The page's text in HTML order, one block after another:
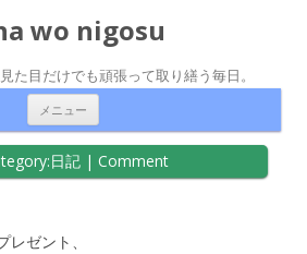
wo nigosu
た目だけでも頑張って取り繕う毎日。
メニュー
日記 | Comment
ゼント、